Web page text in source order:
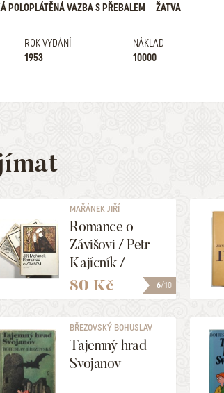
POLOPLÁTĚNÁ VAZBA S PŘEBALEM
ŽATVA
ROK VYDÁNÍ
1953
NÁKLAD
10000
6/10
MAŘÁNEK JIŘÍ
Romance o
Závišovi / Petr
Kajícník /
Barbar Vok
80 Kč
BŘEZOVSKÝ BOHUSLAV
Tajemný hrad
Svojanov